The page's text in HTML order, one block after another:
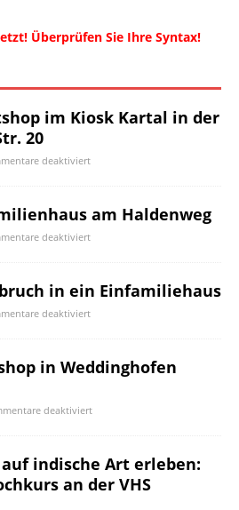
Überprüfen Sie Ihre Syntax!
im Kiosk Kartal in der
20
deaktiviert
am Haldenweg
deaktiviert
in ein Einfamiliehaus
deaktiviert
in Weddinghofen
deaktiviert
indische Art erleben:
an der VHS